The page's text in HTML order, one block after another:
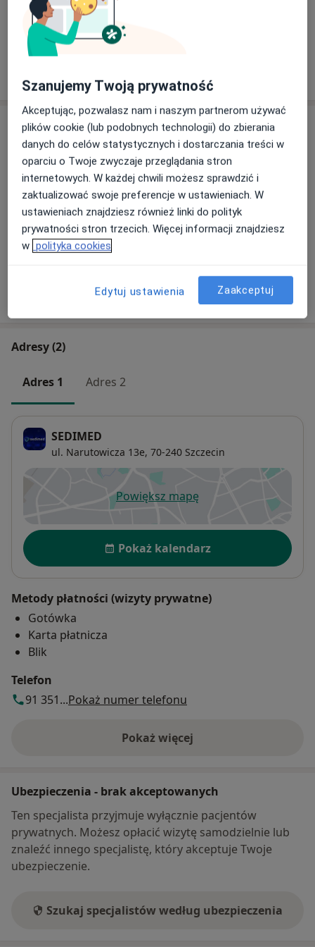
Zobacz galerię (1)
o doświadczeniu
Usługi i ceny
Konsultacja dermatologiczna
300 zł Szczegóły Umów wizytę
Dermatoskopia – ocena znamion,
guzków skórnych
300 zł Szczegóły
Umów wizytę
W jaki sposób ustalane są ceny?
Adresy (2)
Adres 1 Adres 2
SEDIMED
ul. Narutowicza 13e, 70-240 Szczecin
Powiększ mapęotwiera się w nowej karcie
Dostępność
Pokaż kalendarz
Metody płatności (wizyty prywatne)
Gotówka
Karta płatnicza
Blik
Telefon
91 351...Pokaż numer telefonu
Pokaż więcej
o adresie
Ubezpieczenia - brak akceptowanych
Ten specjalista przyjmuje wyłącznie pacjentów
prywatnych. Możesz opłacić wizytę samodzielnie lub
znaleźć innego specjalistę, który akceptuje Twoje
ubezpieczenie.
Szukaj specjalistów według ubezpieczenia
Szanujemy Twoją prywatność
Akceptując, pozwalasz nam i naszym partnerom używać
plików cookie (lub podobnych technologii) do zbierania
danych do celów statystycznych i dostarczania treści w
oparciu o Twoje zwyczaje przeglądania stron
internetowych. W każdej chwili możesz sprawdzić i
zaktualizować swoje preferencje w ustawieniach. W
ustawieniach znajdziesz również linki do polityk
prywatności stron trzecich. Więcej informacji znajdziesz
w polityka cookies
Edytuj ustawienia Zaakceptuj